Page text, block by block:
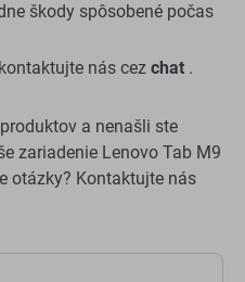
škody spôsobené počas
nás cez chat .
a nenašli ste
zariadenie Lenovo Tab M9
otázky? Kontaktujte nás